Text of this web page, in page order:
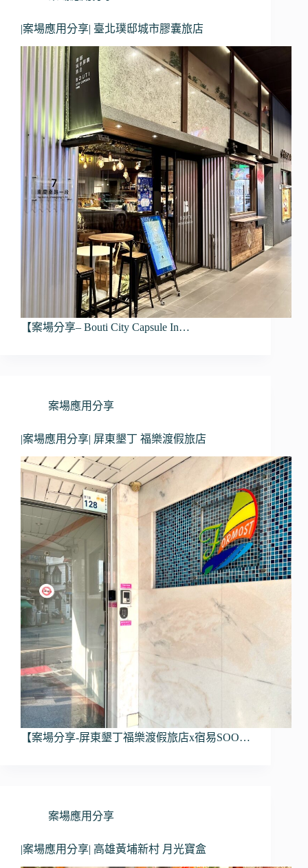
|案場應用分享| 臺北璞邸城市膠囊旅店
【案場分享– Bouti City Capsule In…
案場應用分享
|案場應用分享| 屏東墾丁 福樂渡假旅店
【案場分享-屏東墾丁福樂渡假旅店x宿易SOO…
案場應用分享
|案場應用分享| 高雄黃埔新村 月光寶盒